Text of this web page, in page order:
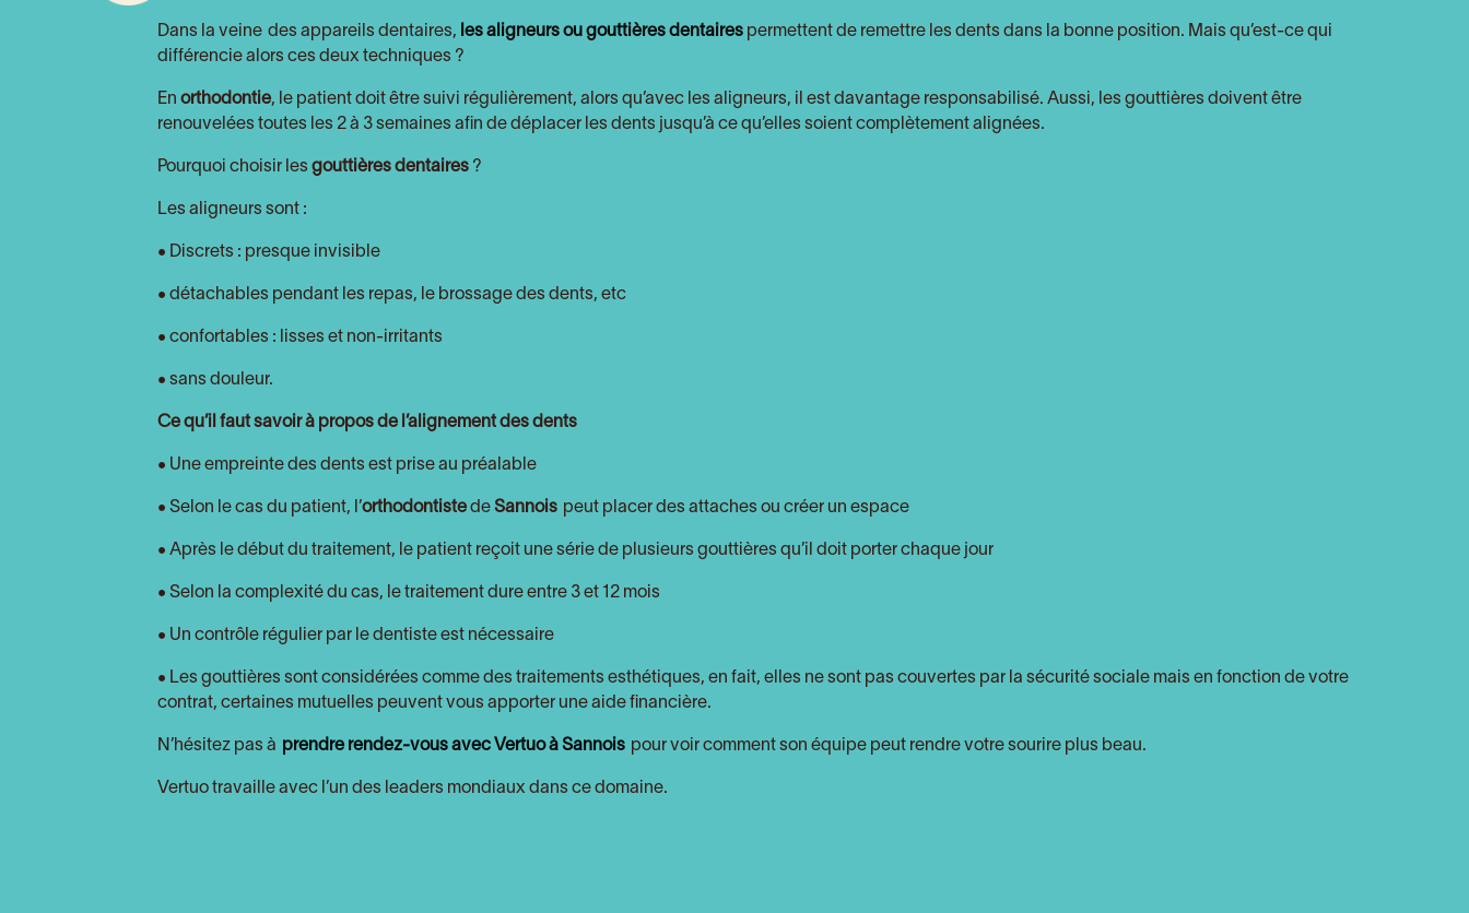
Dans la veine des appareils dentaires, les aligneurs ou gouttières dentaires permettent de remettre les dents dans la bonne position. Mais qu’est-ce qui
différencie alors ces deux techniques ?
En orthodontie, le patient doit être suivi régulièrement, alors qu’avec les aligneurs, il est davantage responsabilisé. Aussi, les gouttières doivent être
renouvelées toutes les 2 à 3 semaines afin de déplacer les dents jusqu’à ce qu’elles soient complètement alignées.
Pourquoi choisir les gouttières dentaires ?
Les aligneurs sont :
• Discrets : presque invisible
• détachables pendant les repas, le brossage des dents, etc
• confortables : lisses et non-irritants
• sans douleur.
Ce qu’il faut savoir à propos de l’alignement des dents
• Une empreinte des dents est prise au préalable
• Selon le cas du patient, l’orthodontiste de Sannois peut placer des attaches ou créer un espace
• Après le début du traitement, le patient reçoit une série de plusieurs gouttières qu’il doit porter chaque jour
• Selon la complexité du cas, le traitement dure entre 3 et 12 mois
• Un contrôle régulier par le dentiste est nécessaire
• Les gouttières sont considérées comme des traitements esthétiques, en fait, elles ne sont pas couvertes par la sécurité sociale mais en fonction de votre
contrat, certaines mutuelles peuvent vous apporter une aide financière.
N’hésitez pas à prendre rendez-vous avec Vertuo à Sannois pour voir comment son équipe peut rendre votre sourire plus beau.
Vertuo travaille avec l’un des leaders mondiaux dans ce domaine.